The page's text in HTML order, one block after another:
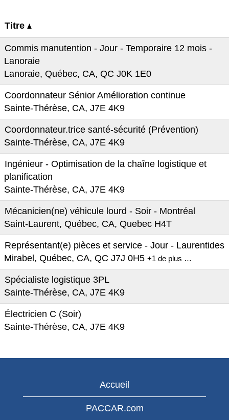
Titre
Commis manutention - Jour - Temporaire 12 mois -
Lanoraie
Lanoraie, Québec, CA, QC J0K 1E0
Coordonnateur Sénior Amélioration continue
Sainte-Thérèse, CA, J7E 4K9
Coordonnateur.trice santé-sécurité (Prévention)
Sainte-Thérèse, CA, J7E 4K9
Ingénieur - Optimisation de la chaîne logistique et
planification
Sainte-Thérèse, CA, J7E 4K9
Mécanicien(ne) véhicule lourd - Soir - Montréal
Saint-Laurent, Québec, CA, Quebec H4T
Représentant(e) pièces et service - Jour - Laurentides
Mirabel, Québec, CA, QC J7J 0H5 +1 de plus …
Spécialiste logistique 3PL
Sainte-Thérèse, CA, J7E 4K9
Électricien C (Soir)
Sainte-Thérèse, CA, J7E 4K9
Accueil
PACCAR.com